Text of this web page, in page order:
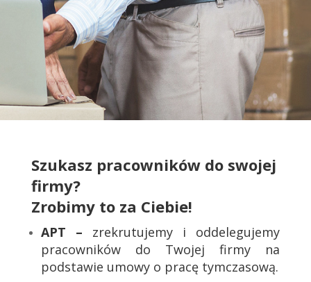
Szukasz pracowników do swojej
firmy?
Zrobimy to za Ciebie!
APT – zrekrutujemy i oddelegujemy
pracowników do Twojej firmy na
podstawie umowy o pracę tymczasową.